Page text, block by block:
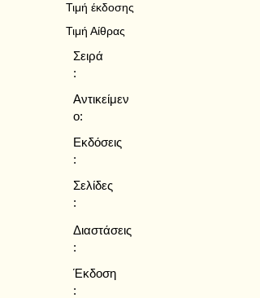
Τιμή έκδοσης
Τιμή Αίθρας
Σειρά
:
Αντικείμεν
ο:
Εκδόσεις
:
Σελίδες
:
Διαστάσεις
:
Έκδοση
: